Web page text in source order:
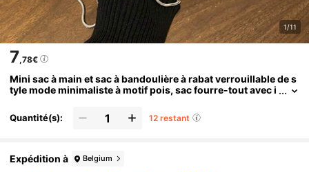
1/11
7,78€
Mini sac à main et sac à bandoulière à rabat verrouillable de s
tyle mode minimaliste à motif pois, sac fourre-tout avec i
mini sac de ville, de soirée, polyvalent
Quantité(s): 12 restant
Expédition à Belgium